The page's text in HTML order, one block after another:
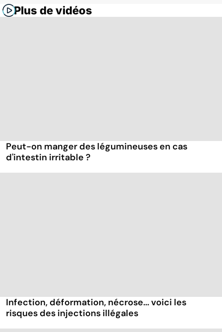
Plus de vidéos
Peut-on manger des légumineuses en cas
d'intestin irritable ?
Infection, déformation, nécrose... voici les
risques des injections illégales